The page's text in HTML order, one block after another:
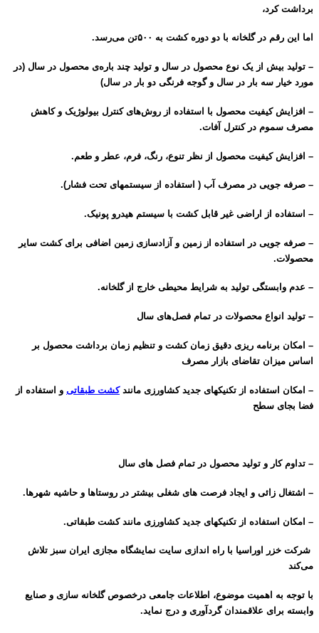
برداشت کرد،
اما این رقم در گلخانه با دو دوره کشت به ۵۰۰تن می‌رسد.
– تولید بیش از یک نوع محصول در سال و تولید چند باره‌ی محصول در سال (در
مورد خیار سه بار در سال و گوجه فرنگی دو بار در سال)
– افزایش کیفیت محصول با استفاده از روش‌های کنترل بیولوژیک و کاهش
مصرف سموم در کنترل آفات.
– افزایش کیفیت محصول از نظر تنوع، رنگ، فرم، عطر و طعم.
– صرفه جویی در مصرف آب ( استفاده از سیستمهای تحت فشار).
– استفاده از اراضی غیر قابل کشت با سیستم هیدرو پونیک.
– صرفه جویی در استفاده از زمین و آزادسازی زمین اضافی برای کشت سایر
محصولات.
– عدم وابستگی تولید به شرایط محیطی خارج از گلخانه.
– تولید انواع محصولات در تمام فصل‌های سال
– امکان برنامه ریزی دقیق زمان کشت و تنظیم زمان برداشت محصول بر
اساس میزان تقاضای بازار مصرف
– امکان استفاده از تکنیکهای جدید کشاورزی مانندکشت طبقاتی و استفاده از
فضا بجای سطح
– تداوم کار و تولید محصول در تمام فصل های سال
– اشتغال زائی و ایجاد فرصت های شغلی بیشتر در روستاها و حاشیه شهرها.
– امکان استفاده از تکنیکهای جدید کشاورزی مانند کشت طبقاتی.
شرکت خزر اوراسیا با راه اندازی سایت نمایشگاه مجازی ایران سبز تلاش
می‌کند
با توجه به اهمیت موضوع، اطلاعات جامعی درخصوص گلخانه سازی و صنایع
وابسته برای علاقمندان گردآوری و درج نماید.